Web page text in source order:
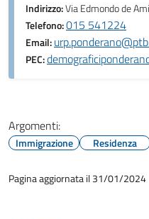
Indirizzo:Via Edmondo de
Telefono:015 541224
Email:
PEC:
Argomenti:
Immigrazione Residenza
Pagina aggiornata il 31/01/2024